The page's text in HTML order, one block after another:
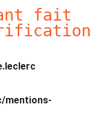
fait
mentions-